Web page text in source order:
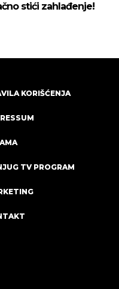
stići zahlađenje!
KORIŠĆENJA
TV PROGRAM